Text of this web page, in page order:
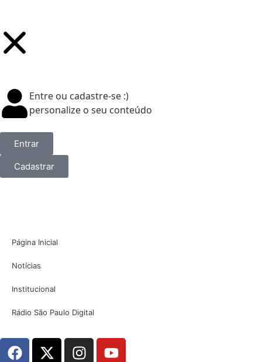
Entre ou cadastre-se :)
personalize o seu conteúdo
Entrar
Cadastrar
Página Inicial
Notícias
Institucional
Rádio São Paulo Digital